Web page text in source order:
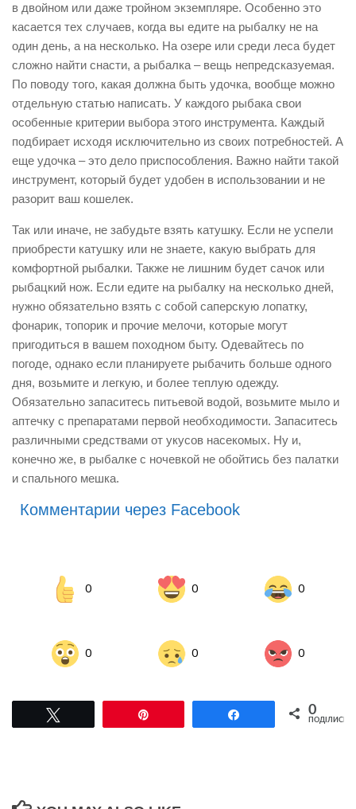
в двойном или даже тройном экземпляре. Особенно это
касается тех случаев, когда вы едите на рыбалку не на
один день, а на несколько. На озере или среди леса будет
сложно найти снасти, а рыбалка – вещь непредсказуемая.
По поводу того, какая должна быть удочка, вообще можно
отдельную статью написать. У каждого рыбака свои
особенные критерии выбора этого инструмента. Каждый
подбирает исходя исключительно из своих потребностей. А
еще удочка – это дело приспособления. Важно найти такой
инструмент, который будет удобен в использовании и не
разорит ваш кошелек.
Так или иначе, не забудьте взять катушку. Если не успели
приобрести катушку или не знаете, какую выбрать для
комфортной рыбалки. Также не лишним будет сачок или
рыбацкий нож. Если едите на рыбалку на несколько дней,
нужно обязательно взять с собой саперскую лопатку,
фонарик, топорик и прочие мелочи, которые могут
пригодиться в вашем походном быту. Одевайтесь по
погоде, однако если планируете рыбачить больше одного
дня, возьмите и легкую, и более теплую одежду.
Обязательно запаситесь питьевой водой, возьмите мыло и
аптечку с препаратами первой необходимости. Запаситесь
различными средствами от укусов насекомых. Ну и,
конечно же, в рыбалке с ночевкой не обойтись без палатки
и спального мешка.
Комментарии через Facebook
0 0 0
0 0 0
Поділитися0
ПОДІЛИСЬ